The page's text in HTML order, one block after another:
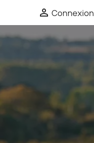
 Connexion